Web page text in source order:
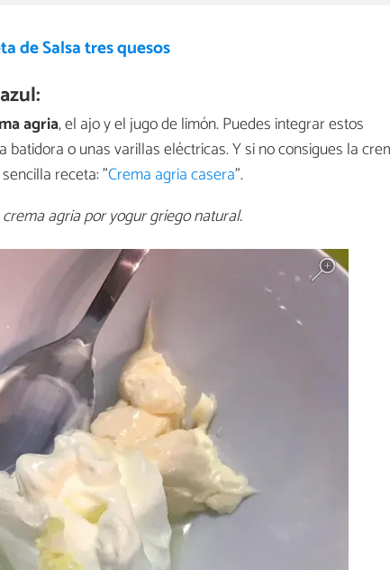
de Salsa tres quesos
agria, el ajo y el jugo de limón. Puedes integrar estos
batidora o unas varillas eléctricas. Y si no consigues la
receta: "Crema agria casera".
agria por yogur griego natural.